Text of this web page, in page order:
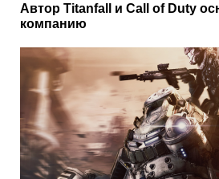
Автор Titanfall и Call of Duty
компанию